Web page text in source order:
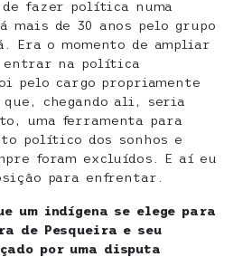
de fazer política numa
mais de 30 anos pelo grupo
Era o momento de ampliar
entrar na política
pelo cargo propriamente
que, chegando ali, seria
uma ferramenta para
político dos sonhos e
foram excluídos. E aí eu
para enfrentar.
um indígena se elege para
de Pesqueira e seu
por uma disputa